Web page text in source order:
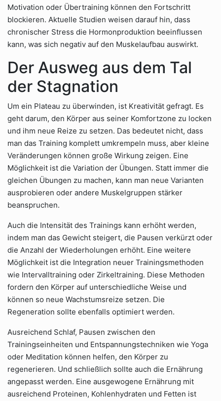
Motivation oder Übertraining können den Fortschritt
blockieren. Aktuelle Studien weisen darauf hin, dass
chronischer Stress die Hormonproduktion beeinflussen
kann, was sich negativ auf den Muskelaufbau auswirkt.
Der Ausweg aus dem Tal
der Stagnation
Um ein Plateau zu überwinden, ist Kreativität gefragt. Es
geht darum, den Körper aus seiner Komfortzone zu locken
und ihm neue Reize zu setzen. Das bedeutet nicht, dass
man das Training komplett umkrempeln muss, aber kleine
Veränderungen können große Wirkung zeigen. Eine
Möglichkeit ist die Variation der Übungen. Statt immer die
gleichen Übungen zu machen, kann man neue Varianten
ausprobieren oder andere Muskelgruppen stärker
beanspruchen.
Auch die Intensität des Trainings kann erhöht werden,
indem man das Gewicht steigert, die Pausen verkürzt oder
die Anzahl der Wiederholungen erhöht. Eine weitere
Möglichkeit ist die Integration neuer Trainingsmethoden
wie Intervalltraining oder Zirkeltraining. Diese Methoden
fordern den Körper auf unterschiedliche Weise und
können so neue Wachstumsreize setzen. Die
Regeneration sollte ebenfalls optimiert werden.
Ausreichend Schlaf, Pausen zwischen den
Trainingseinheiten und Entspannungstechniken wie Yoga
oder Meditation können helfen, den Körper zu
regenerieren. Und schließlich sollte auch die Ernährung
angepasst werden. Eine ausgewogene Ernährung mit
ausreichend Proteinen, Kohlenhydraten und Fetten ist